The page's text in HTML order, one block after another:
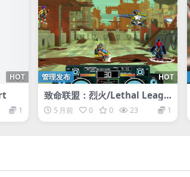
HOT
1
HOT
管理发布
致命联盟：烈火/Lethal Leagu
e Blaze
5 月前 0 0 23 1